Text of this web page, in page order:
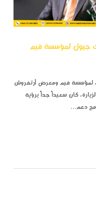
جيول لمؤسسة فيم
لمؤسسة فيم ومعرض آرتفروش
كان سعيداً جداً برؤية
دعم…